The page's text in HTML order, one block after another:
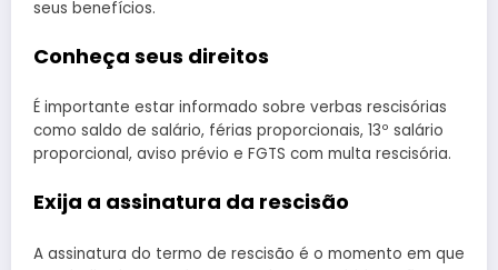
seus benefícios.
Conheça seus direitos
É importante estar informado sobre verbas rescisórias
como saldo de salário, férias proporcionais, 13º salário
proporcional, aviso prévio e FGTS com multa rescisória.
Exija a assinatura da rescisão
A assinatura do termo de rescisão é o momento em que